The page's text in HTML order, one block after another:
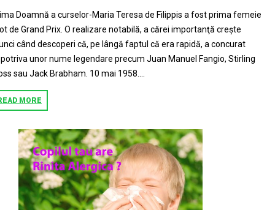
Doamnă a curselor-Maria Teresa de Filippis a fost prima femeie
de Grand Prix. O realizare notabilă, a cărei importanţă creşte
când descoperi că, pe lângă faptul că era rapidă, a concurat
unor nume legendare precum Juan Manuel Fangio, Stirling
sau Jack Brabham. 10 mai 1958....
MORE